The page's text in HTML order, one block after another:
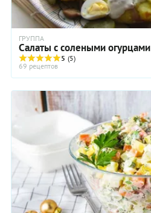
ГРУППА
Салаты с солеными огурцами
5 (5)
69 рецептов